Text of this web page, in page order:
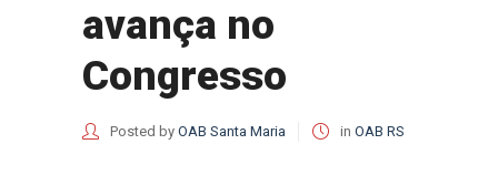
avança no
Congresso
Posted by OAB Santa Maria in OAB RS